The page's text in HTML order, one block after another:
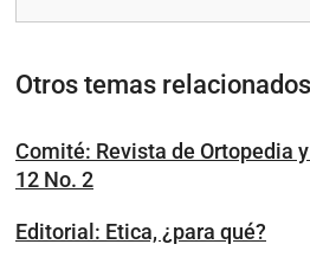
Otros temas relacionados
Comité: Revista de Ortopedia
12 No. 2
Editorial: Etica, ¿para qué?